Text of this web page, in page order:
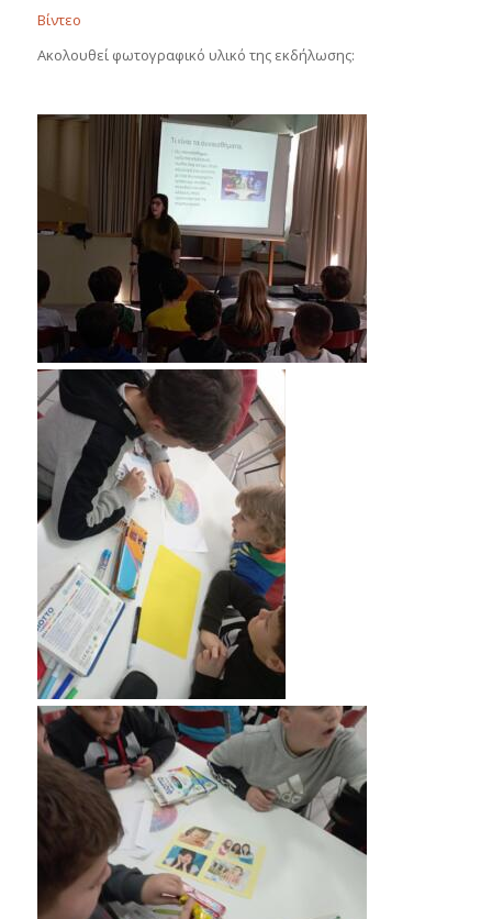
Βίντεο
Ακολουθεί φωτογραφικό υλικό της εκδήλωσης: